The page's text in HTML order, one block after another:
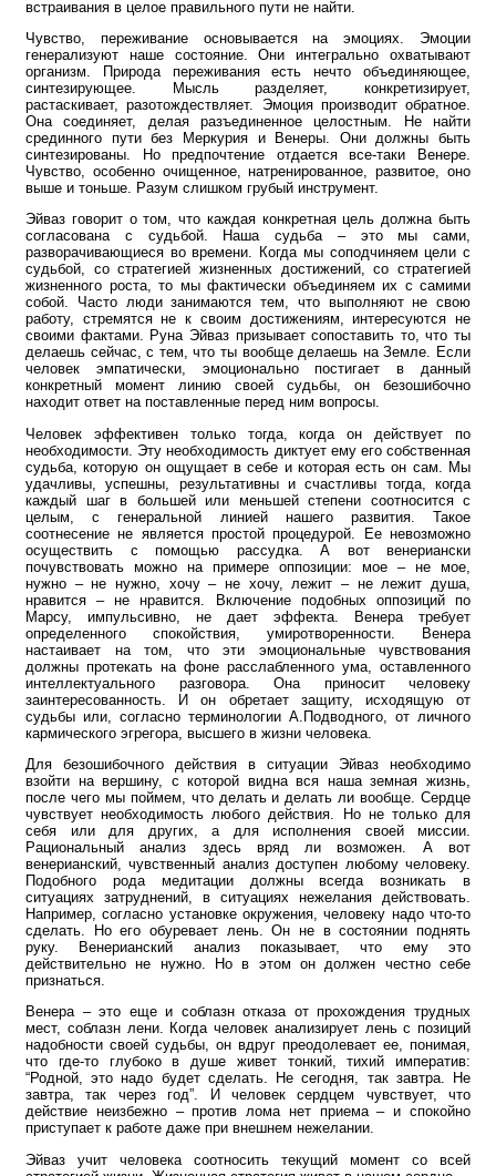
встраивания в целое правильного пути не найти.
Чувство, переживание основывается на эмоциях. Эмоции
генерализуют наше состояние. Они интегрально охватывают
организм. Природа переживания есть нечто объединяющее,
синтезирующее. Мысль разделяет, конкретизирует,
растаскивает, разотождествляет. Эмоция производит обратное.
Она соединяет, делая разъединенное целостным. Не найти
срединного пути без Меркурия и Венеры. Они должны быть
синтезированы. Но предпочтение отдается все-таки Венере.
Чувство, особенно очищенное, натренированное, развитое, оно
выше и тоньше. Разум слишком грубый инструмент.
Эйваз говорит о том, что каждая конкретная цель должна быть
согласована с судьбой. Наша судьба – это мы сами,
разворачивающиеся во времени. Когда мы соподчиняем цели с
судьбой, со стратегией жизненных достижений, со стратегией
жизненного роста, то мы фактически объединяем их с самими
собой. Часто люди занимаются тем, что выполняют не свою
работу, стремятся не к своим достижениям, интересуются не
своими фактами. Руна Эйваз призывает сопоставить то, что ты
делаешь сейчас, с тем, что ты вообще делаешь на Земле. Если
человек эмпатически, эмоционально постигает в данный
конкретный момент линию своей судьбы, он безошибочно
находит ответ на поставленные перед ним вопросы.
Человек эффективен только тогда, когда он действует по
необходимости. Эту необходимость диктует ему его собственная
судьба, которую он ощущает в себе и которая есть он сам. Мы
удачливы, успешны, результативны и счастливы тогда, когда
каждый шаг в большей или меньшей степени соотносится с
целым, с генеральной линией нашего развития. Такое
соотнесение не является простой процедурой. Ее невозможно
осуществить с помощью рассудка. А вот венериански
почувствовать можно на примере оппозиции: мое – не мое,
нужно – не нужно, хочу – не хочу, лежит – не лежит душа,
нравится – не нравится. Включение подобных оппозиций по
Марсу, импульсивно, не дает эффекта. Венера требует
определенного спокойствия, умиротворенности. Венера
настаивает на том, что эти эмоциональные чувствования
должны протекать на фоне расслабленного ума, оставленного
интеллектуального разговора. Она приносит человеку
заинтересованность. И он обретает защиту, исходящую от
судьбы или, согласно терминологии А.Подводного, от личного
кармического эгрегора, высшего в жизни человека.
Для безошибочного действия в ситуации Эйваз необходимо
взойти на вершину, с которой видна вся наша земная жизнь,
после чего мы поймем, что делать и делать ли вообще. Сердце
чувствует необходимость любого действия. Но не только для
себя или для других, а для исполнения своей миссии.
Рациональный анализ здесь вряд ли возможен. А вот
венерианский, чувственный анализ доступен любому человеку.
Подобного рода медитации должны всегда возникать в
ситуациях затруднений, в ситуациях нежелания действовать.
Например, согласно установке окружения, человеку надо что-то
сделать. Но его обуревает лень. Он не в состоянии поднять
руку. Венерианский анализ показывает, что ему это
действительно не нужно. Но в этом он должен честно себе
признаться.
Венера – это еще и соблазн отказа от прохождения трудных
мест, соблазн лени. Когда человек анализирует лень с позиций
надобности своей судьбы, он вдруг преодолевает ее, понимая,
что где-то глубоко в душе живет тонкий, тихий императив:
“Родной, это надо будет сделать. Не сегодня, так завтра. Не
завтра, так через год”. И человек сердцем чувствует, что
действие неизбежно – против лома нет приема – и спокойно
приступает к работе даже при внешнем нежелании.
Эйваз учит человека соотносить текущий момент со всей